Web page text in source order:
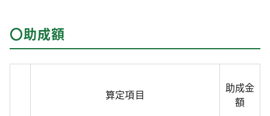
〇助成額
算定項目
助成金
額